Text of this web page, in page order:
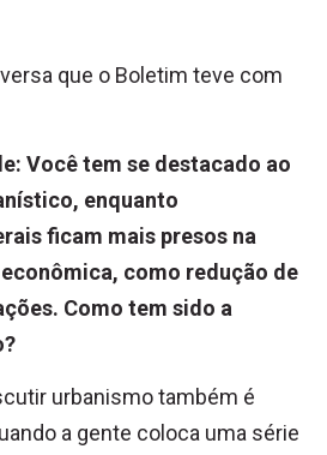
que o Boletim teve com
Você tem se destacado ao
enquanto
ficam mais presos na
como redução de
Como tem sido a
urbanismo também é
a gente coloca uma série